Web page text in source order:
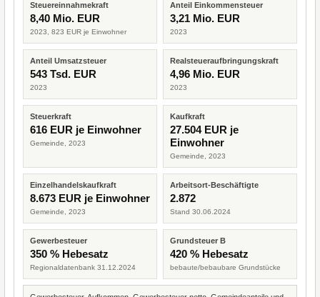
Steuereinnahmekraft
8,40 Mio. EUR
2023, 823 EUR je Einwohner
Anteil Einkommensteuer
3,21 Mio. EUR
2023
Anteil Umsatzsteuer
543 Tsd. EUR
2023
Realsteueraufbringungskraft
4,96 Mio. EUR
2023
Steuerkraft
616 EUR je Einwohner
Gemeinde, 2023
Kaufkraft
27.504 EUR je
Einwohner
Gemeinde, 2023
Einzelhandelskaufkraft
8.673 EUR je Einwohner
Gemeinde, 2023
Arbeitsort-Beschäftigte
2.872
Stand 30.06.2024
Gewerbesteuer
350 % Hebesatz
Regionaldatenbank 31.12.2024
Grundsteuer B
420 % Hebesatz
bebaute/bebaubare Grundstücke